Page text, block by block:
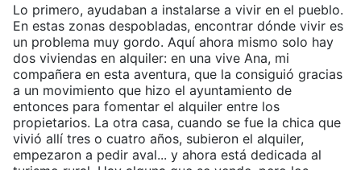
Lo primero, ayudaban a instalarse a vivir en el pueblo.
En estas zonas despobladas, encontrar dónde vivir es
un problema muy gordo. Aquí ahora mismo solo hay
dos viviendas en alquiler: en una vive Ana, mi
compañera en esta aventura, que la consiguió gracias
a un movimiento que hizo el ayuntamiento de
entonces para fomentar el alquiler entre los
propietarios. La otra casa, cuando se fue la chica que
vivió allí tres o cuatro años, subieron el alquiler,
empezaron a pedir aval... y ahora está dedicada al